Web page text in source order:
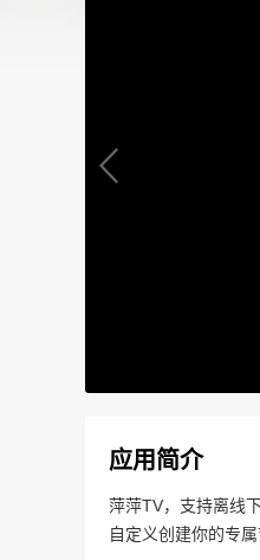
应用简介
萍萍TV，支持离线
自定义创建你的专